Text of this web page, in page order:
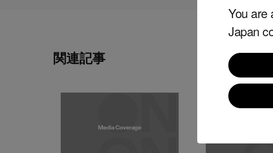
You are
Japan
関連記事